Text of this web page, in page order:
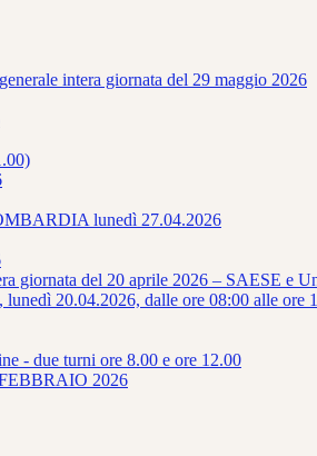
intera giornata del 29 maggio 2026
lunedì 27.04.2026
giornata del 20 aprile 2026 – SAESE e
20.04.2026, dalle ore 08:00 alle
- due turni ore 8.00 e ore 12.00
2026